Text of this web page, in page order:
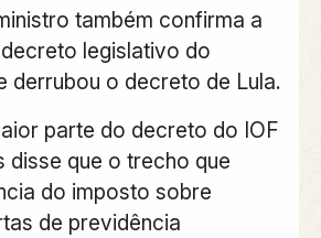
também confirma a
legislativo do
derrubou o decreto de Lula.
parte do decreto do IOF
disse que o trecho que
do imposto sobre
de previdência